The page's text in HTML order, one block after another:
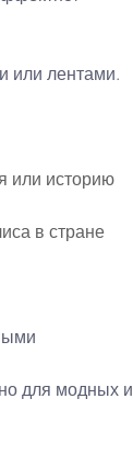
или лентами.
или историю
в стране
для модных и